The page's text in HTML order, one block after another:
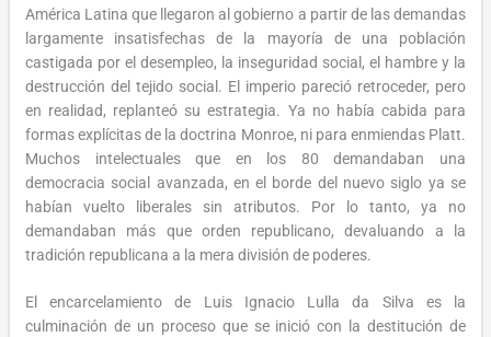
América Latina que llegaron al gobierno a partir de las demandas
largamente insatisfechas de la mayoría de una población
castigada por el desempleo, la inseguridad social, el hambre y la
destrucción del tejido social. El imperio pareció retroceder, pero
en realidad, replanteó su estrategia. Ya no había cabida para
formas explícitas de la doctrina Monroe, ni para enmiendas Platt.
Muchos intelectuales que en los 80 demandaban una
democracia social avanzada, en el borde del nuevo siglo ya se
habían vuelto liberales sin atributos. Por lo tanto, ya no
demandaban más que orden republicano, devaluando a la
tradición republicana a la mera división de poderes.
El encarcelamiento de Luis Ignacio Lulla da Silva es la
culminación de un proceso que se inició con la destitución de